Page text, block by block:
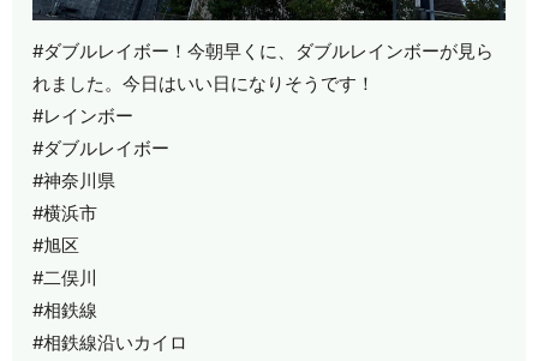
#ダブルレイボー！今朝早くに、ダブルレインボーが見ら
れました。今日はいい日になりそうです！
#レインボー
#ダブルレイボー
#神奈川県
#横浜市
#旭区
#二俣川
#相鉄線
#相鉄線沿いカイロ